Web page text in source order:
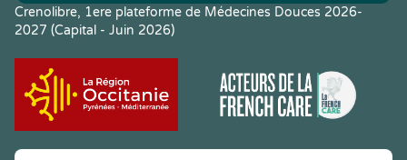
Crenolibre, 1ere plateforme de Médecines Douces 2026-
2027 (Capital - Juin 2026)